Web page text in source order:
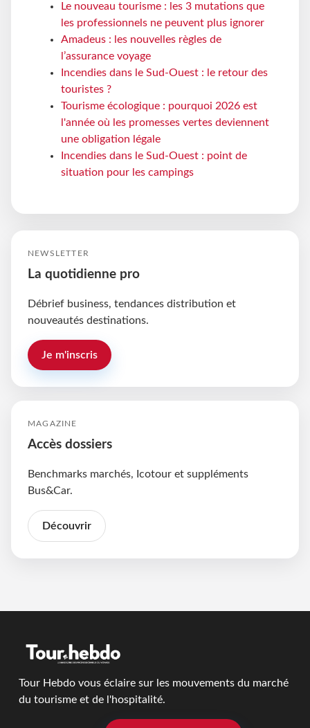
Le nouveau tourisme : les 3 mutations que
les professionnels ne peuvent plus ignorer
Amadeus : les nouvelles règles de
l’assurance voyage
Incendies dans le Sud-Ouest : le retour des
touristes ?
Tourisme écologique : pourquoi 2026 est
l'année où les promesses vertes deviennent
une obligation légale
Incendies dans le Sud-Ouest : point de
situation pour les campings
NEWSLETTER
La quotidienne pro
Débrief business, tendances distribution et
nouveautés destinations.
Je m'inscris
MAGAZINE
Accès dossiers
Benchmarks marchés, Icotour et suppléments
Bus&Car.
Découvrir
Tour Hebdo vous éclaire sur les mouvements du marché
du tourisme et de l'hospitalité.